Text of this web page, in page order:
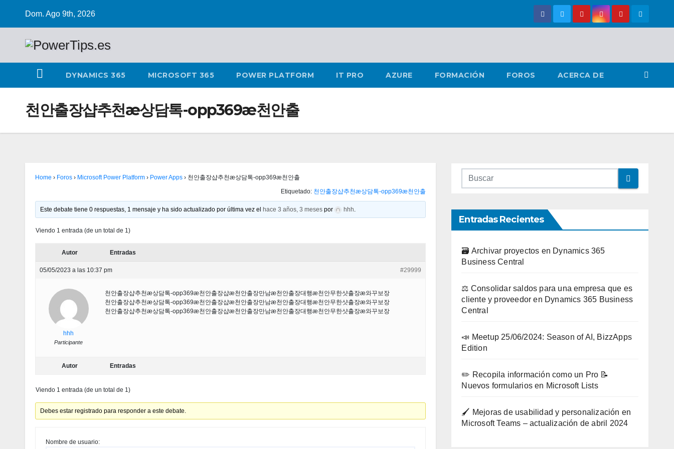
Dom. Ago 9th, 2026
DYNAMICS 365 MICROSOFT 365 POWER PLATFORM IT PRO AZURE FORMACIÓN FOROS ACERCA DE
천안출장샵추천æ상담톡-opp369æ천안출
Home › Foros › Microsoft Power Platform › Power Apps › 천안출장샵추천æ상담톡-opp369æ천안출
Etiquetado: 천안출장샵추천æ상담톡-opp369æ천안출
Este debate tiene 0 respuestas, 1 mensaje y ha sido actualizado por última vez el hace 3 años, 3 meses por hhh.
Viendo 1 entrada (de un total de 1)
Autor Entradas
05/05/2023 a las 10:37 pm #29999
hhh
Participante
천안출장샵추천æ상담톡-opp369æ천안출장샵æ천안출장만남æ천안출장대행æ천안무한샷출장æ와꾸보장
천안출장샵추천æ상담톡-opp369æ천안출장샵æ천안출장만남æ천안출장대행æ천안무한샷출장æ와꾸보장
천안출장샵추천æ상담톡-opp369æ천안출장샵æ천안출장만남æ천안출장대행æ천안무한샷출장æ와꾸보장
Autor Entradas
Viendo 1 entrada (de un total de 1)
Debes estar registrado para responder a este debate.
Nombre de usuario:
Entradas Recientes
🗃️ Archivar proyectos en Dynamics 365
Business Central
⚖️ Consolidar saldos para una empresa que es
cliente y proveedor en Dynamics 365 Business
Central
📣 Meetup 25/06/2024: Season of AI, BizzApps
Edition
✏️ Recopila información como un Pro 📝
Nuevos formularios en Microsoft Lists
🖌️ Mejoras de usabilidad y personalización en
Microsoft Teams – actualización de abril 2024